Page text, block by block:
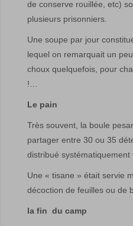
de conserve rouillée, etc)
plusieurs prisonniers.
Une soupe par jour
lequel on remarquait un
choux quelquefois, pour
!…
Le pain
Très souvent, la boule
partager entre 30 ou 35
distribué systématiquement
Une « tisane » était servie
décoction de feuilles ou de
la fin du camp